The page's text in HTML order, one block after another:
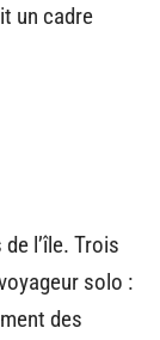
un cadre
l’île. Trois
solo :
des